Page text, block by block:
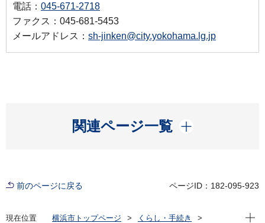
電話： 045-671-2718
ファクス：045-681-5453
メールアドレス： sh-jinken@city.yokohama.lg.jp
関連ページ一覧
開く
前のページに戻る ページID：182-095-923
現在位置 横浜市トップページ
くらし・手続き
現在